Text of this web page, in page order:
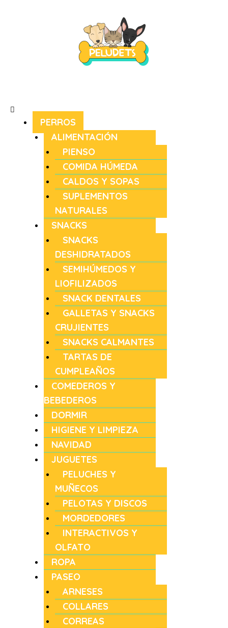
PERROS
ALIMENTACIÓN
PIENSO
COMIDA HÚMEDA
CALDOS Y SOPAS
SUPLEMENTOS
NATURALES
SNACKS
SNACKS
DESHIDRATADOS
SEMIHÚMEDOS Y
LIOFILIZADOS
SNACK DENTALES
GALLETAS Y SNACKS
CRUJIENTES
SNACKS CALMANTES
TARTAS DE
CUMPLEAÑOS
COMEDEROS Y
BEBEDEROS
DORMIR
HIGIENE Y LIMPIEZA
NAVIDAD
JUGUETES
PELUCHES Y
MUÑECOS
PELOTAS Y DISCOS
MORDEDORES
INTERACTIVOS Y
OLFATO
ROPA
PASEO
ARNESES
COLLARES
CORREAS